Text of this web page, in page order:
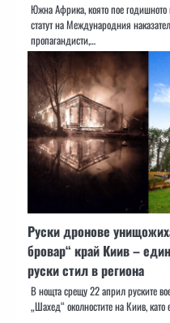
Южна Африка, която пое годишното
статут на Международния
пропагандисти,…
Руски дронове
бровар“ край Киив –
руски стил в региона
В нощта срещу 22 април руските
„Шахед“ околностите на Киив,